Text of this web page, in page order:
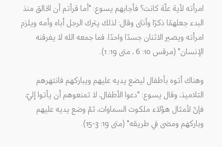
امرأته لأية علّة كانت؟ فأجابهم يسوع: "أما قرأتم أن الخالق منذ
البدء جعلهمًا ذكرًا وأنثى وقال: لذلك يترك الرجل أباه وأمه ويلزم
امرأته ويصير الاثنان جسدًا واحدًا. فما جمعه الله لا يفرقنه
الإنسان" (مرقس 10: 6 ، متى 19: 1).
وهناك أتوه بأطفال ليضع يديه عليهم ويباركهم فانتهرهم
التلاميذ، وقال يسوع: "دعوا الأطفال، لا تمنعوهم أن يأتوا إليّ،
فإنّ لأمثال هؤلاء ملكوت السماوات، ثمّ وضع يديه عليهم
وباركهم ومضى في طريقه" (متى 19: 3-15).